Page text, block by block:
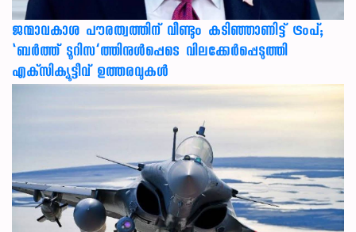
ജന്മാവകാശ പൗരത്വത്തിന് വീണ്ടും കടിഞ്ഞാണിട്ട് ട്രംപ്;
‘ബര്‍ത്ത് ടൂറിസ’ത്തിനുള്‍പ്പെടെ വിലക്കേര്‍പ്പെടുത്തി
എക്‌സിക്യൂട്ടീവ് ഉത്തരവുകള്‍